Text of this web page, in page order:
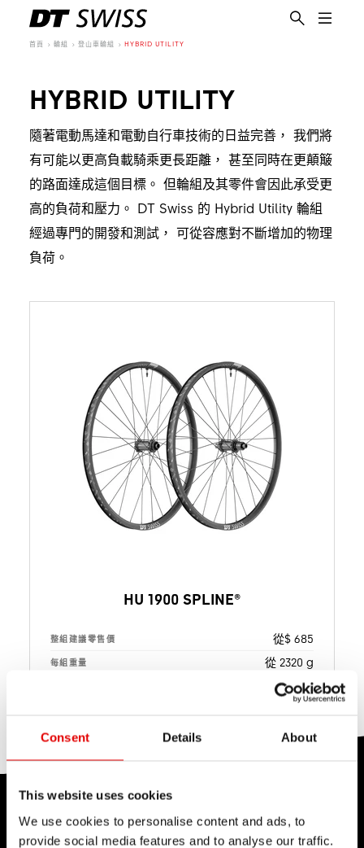
Consent Details About
This website uses cookies
We use cookies to personalise content and ads, to
provide social media features and to analyse our traffic.
首頁 輪組 登山車輪組 HYBRID UTILITY
HYBRID UTILITY
隨著電動馬達和電動自行車技術的日益完善， 我們將
有可能以更高負載騎乘更長距離， 甚至同時在更顛簸
的路面達成這個目標。 但輪組及其零件會因此承受更
高的負荷和壓力。 DT Swiss 的 Hybrid Utility 輪組
經過專門的開發和測試， 可從容應對不斷增加的物理
負荷。
HU 1900 SPLINE®
整組建議零售價 從$ 685
每組重量 從 2320 g
性能測試中心